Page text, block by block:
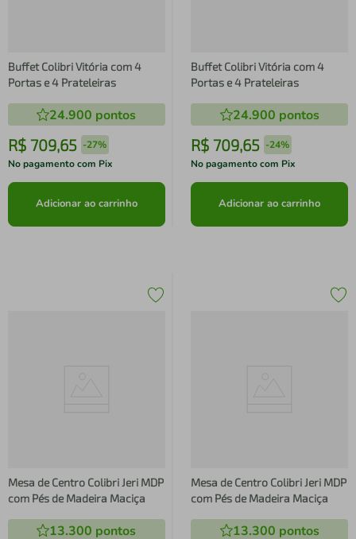
Buffet Colibri Vitória com 4
Portas e 4 Prateleiras
24.900 pontos
R$ 709,65 -27%
No pagamento com Pix
Adicionar ao carrinho
Buffet Colibri Vitória com 4
Portas e 4 Prateleiras
24.900 pontos
R$ 709,65 -24%
No pagamento com Pix
Adicionar ao carrinho
Mesa de Centro Colibri Jeri MDP
com Pés de Madeira Maciça
13.300 pontos
Mesa de Centro Colibri Jeri MDP
com Pés de Madeira Maciça
13.300 pontos